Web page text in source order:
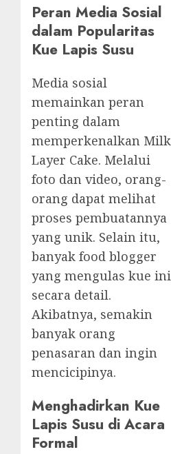
Peran Media Sosial
dalam Popularitas
Kue Lapis Susu
Media sosial
memainkan peran
penting dalam
memperkenalkan Milk
Layer Cake. Melalui
foto dan video, orang-
orang dapat melihat
proses pembuatannya
yang unik. Selain itu,
banyak food blogger
yang mengulas kue ini
secara detail.
Akibatnya, semakin
banyak orang
penasaran dan ingin
mencicipinya.
Menghadirkan Kue
Lapis Susu di Acara
Formal